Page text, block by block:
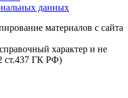
данных
материалов с сайта
характер и не
ст.437 ГК РФ)